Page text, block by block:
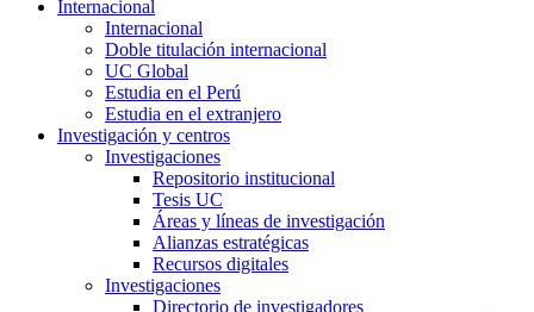
Internacional
Internacional
Doble titulación internacional
UC Global
Estudia en el Perú
Estudia en el extranjero
Investigación y centros
Investigaciones
Repositorio institucional
Tesis UC
Áreas y líneas de investigación
Alianzas estratégicas
Recursos digitales
Investigaciones
Directorio de investigadores